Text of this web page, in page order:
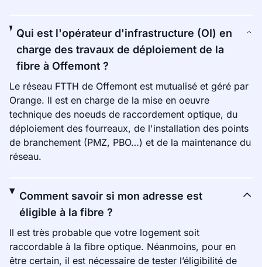
Qui est l'opérateur d'infrastructure (OI) en
charge des travaux de déploiement de la
fibre à Offemont ?
Le réseau FTTH de Offemont est mutualisé et géré par
Orange. Il est en charge de la mise en oeuvre
technique des noeuds de raccordement optique, du
déploiement des fourreaux, de l'installation des points
de branchement (PMZ, PBO…) et de la maintenance du
réseau.
Comment savoir si mon adresse est
éligible à la fibre ?
Il est très probable que votre logement soit
raccordable à la fibre optique. Néanmoins, pour en
être certain, il est nécessaire de tester l’éligibilité de